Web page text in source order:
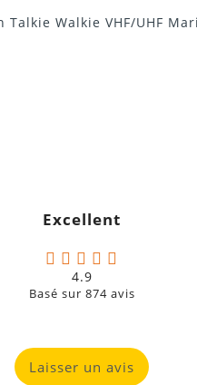
Talkie Walkie VHF/UHF
Excellent
4.9
Basé sur 874avis
Laisser un avis